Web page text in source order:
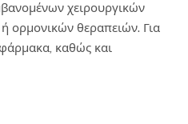
χειρουργικών
ορμονικών θεραπειών. Για
καθώς και